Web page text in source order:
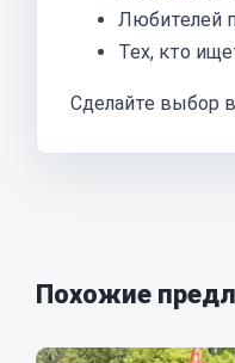
Любителей
Тех, кто
Сделайте выбор
Похожие